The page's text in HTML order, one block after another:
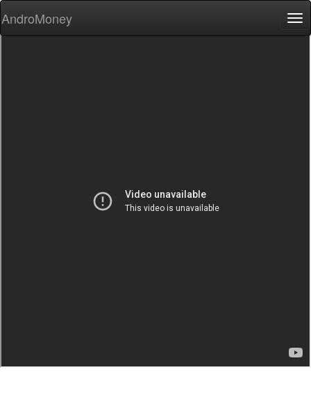
AndroMoney